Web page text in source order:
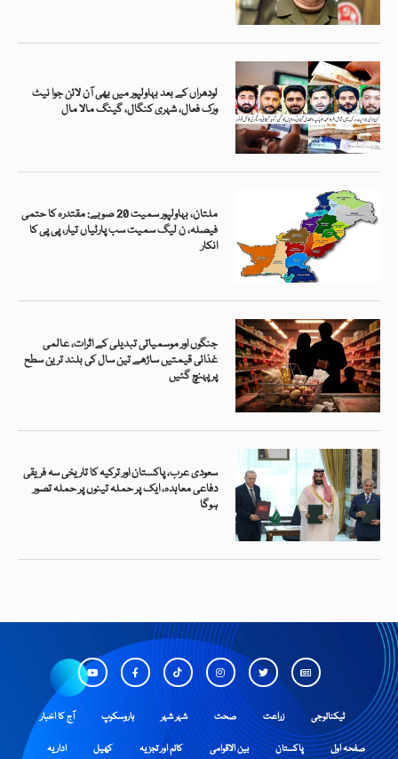
لودھراں کے بعد بہاولپور میں بھی آن لائن جوا نیٹ
ورک فعال، شہری کنگال، گینگ مالا مال
ملتان، بہاولپور سمیت 20 صوبے: مقتدرہ کا حتمی
فیصلہ، ن لیگ سمیت سب پارٹیاں تیار، پی پی کا
انکار
جنگوں اور موسمیاتی تبدیلی کے اثرات، عالمی
غذائی قیمتیں ساڑھے تین سال کی بلند ترین سطح
پر پہنچ گئیں
سعودی عرب، پاکستان اور ترکیہ کا تاریخی سہ فریقی
دفاعی معاہدہ، ایک پر حملہ تینوں پر حملہ تصور
ہوگا
آج کا اخبار ہاروسکوپ شہر شہر صحت زراعت ٹیکنالوجی
اداریہ کھیل کالم اور تجزیہ بین الاقوامی پاکستان صفحہ اول